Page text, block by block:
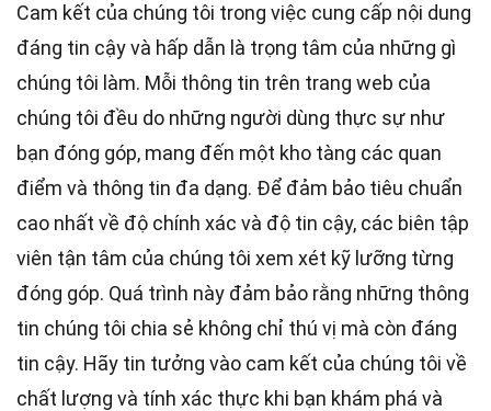
Cam kết của chúng tôi trong việc cung cấp nội dung
đáng tin cậy và hấp dẫn là trọng tâm của những gì
chúng tôi làm. Mỗi thông tin trên trang web của
chúng tôi đều do những người dùng thực sự như
bạn đóng góp, mang đến một kho tàng các quan
điểm và thông tin đa dạng. Để đảm bảo tiêu chuẩn
cao nhất về độ chính xác và độ tin cậy, các biên tập
viên tận tâm của chúng tôi xem xét kỹ lưỡng từng
đóng góp. Quá trình này đảm bảo rằng những thông
tin chúng tôi chia sẻ không chỉ thú vị mà còn đáng
tin cậy. Hãy tin tưởng vào cam kết của chúng tôi về
chất lượng và tính xác thực khi bạn khám phá và